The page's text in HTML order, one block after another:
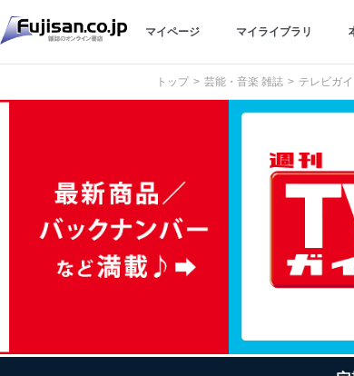
マイページ マイライブラリ
トップ 芸能・音楽 雑誌 テレビガ